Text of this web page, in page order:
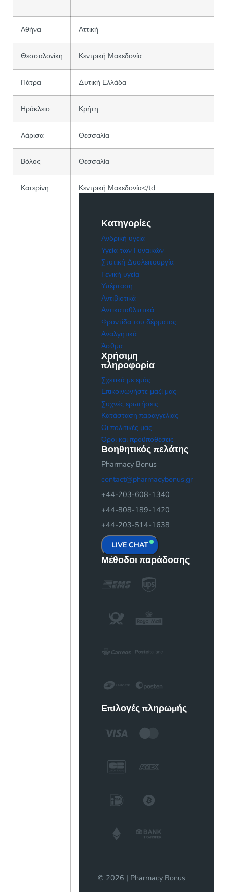
Αθήνα Αττική
Θεσσαλονίκη Κεντρική Μακεδονία
Πάτρα Δυτική Ελλάδα
Ηράκλειο Κρήτη
Λάρισα Θεσσαλία
Βόλος Θεσσαλία
Κατερίνη Κεντρική Μακεδονία</td
Κατηγορίες
Ανδρική υγεία
Υγεία των Γυναικών
Στυτική Δυσλειτουργία
Γενική υγεία
Υπέρταση
Αντιβιοτικά
Αντικαταθλιπτικά
Φροντίδα του δέρματος
Αναλγητικά
Άσθμα
Χρήσιμη
πληροφορία
Σχετικά με εμάς
Επικοινωνήστε μαζί μας
Συχνές ερωτήσεις
Κατάσταση παραγγελίας
Οι πολιτικές μας
Όροι και προϋποθέσεις
Βοηθητικός πελάτης
Pharmacy Bonus
contact@pharmacybonus.gr
+44-203-608-1340
+44-808-189-1420
+44-203-514-1638
LIVE CHAT
Μέθοδοι παράδοσης
Επιλογές πληρωμής
© 2026 | Pharmacy Bonus